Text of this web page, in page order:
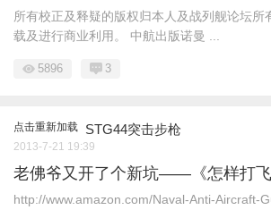
所有校正及释疑的版权归本人及战列舰论坛所
载及进行商业利用。 中航出版诺曼 ...
5896 3
点击重新加载 STG44突击步枪
2013-7-21 19:39
老佛爷又开了个新坑——《怎样打飞
http://www.amazon.com/Naval-Anti-Aircraft-